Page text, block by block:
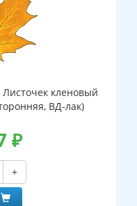
кленовый
ВД-лак)
₽
+